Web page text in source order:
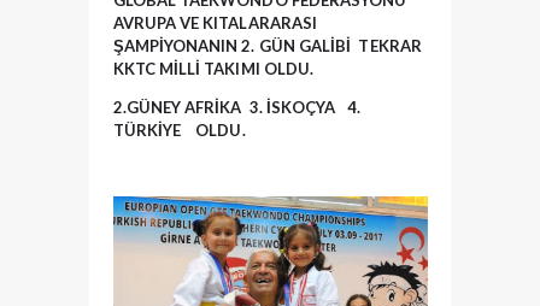
AVRUPA VE KITALARARASI
ŞAMPİYONANIN 2. GÜN GALİBİ TEKRAR
KKTC MİLLİ TAKIMI OLDU.
2.GÜNEY AFRİKA 3. İSKOÇYA 4.
TÜRKİYE OLDU.